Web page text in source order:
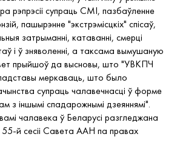
рэпрэсіі супраць СМІ, пазбаўленне
пашырэнне "экстрэмісцкіх" спісаў,
затрыманні, катаванні, смерці
і ў зняволенні, а таксама вымушаную
прыйшоў да высновы, што "УВКПЧ
меркаваць, што было
супраць чалавечнасці ў форме
з іншымі спадарожнымі дзеяннямі".
чалавека ў Беларусі разгледжана
й сесіі Савета ААН па правах